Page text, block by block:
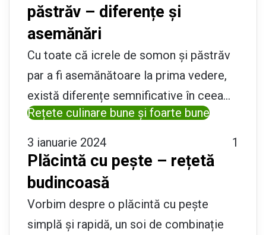
păstrăv – diferențe și
asemănări
Cu toate că icrele de somon și păstrăv
par a fi asemănătoare la prima vedere,
există diferențe semnificative în ceea…
Rețete culinare bune și foarte bune
3 ianuarie 2024 1
Plăcintă cu pește – rețetă
budincoasă
Vorbim despre o plăcintă cu pește
simplă și rapidă, un soi de combinație